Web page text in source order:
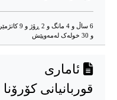
6 ساڵ و 4 مانگ و 2 ڕۆژ و 9 کاتژمێر
و 30 خوله‌ک له‌مه‌وپێش‌
ئاماری
قوربانیانی کۆرۆنا